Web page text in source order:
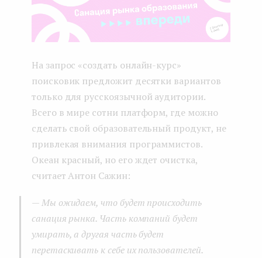
На запрос «создать онлайн-курс»
поисковик предложит десятки вариантов
только для русскоязычной аудитории.
Всего в мире сотни платформ, где можно
сделать свой образовательный продукт, не
привлекая внимания программистов.
Океан красный, но его ждет очистка,
считает Антон Сажин:
—Мы ожидаем, что будет происходить
санация рынка. Часть компаний будет
умирать, а другая часть будет
перетаскивать к себе их пользователей.